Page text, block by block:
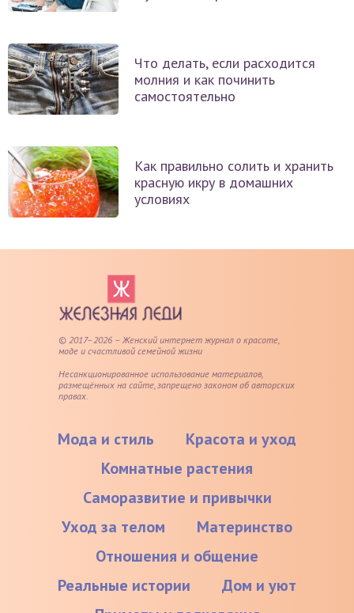
Что делать, если расходится
молния и как починить
самостоятельно
Как правильно солить и хранить
красную икру в домашних
условиях
© 2017–2026 – Женский интернет журнал о красоте,
моде и счастливой семейной жизни
Несанкционированное использование материалов,
размещённых на сайте, запрещено законом об авторских
правах.
Мода и стиль
Красота и уход
Комнатные растения
Саморазвитие и привычки
Уход за телом
Материнство
Отношения и общение
Реальные истории
Дом и уют